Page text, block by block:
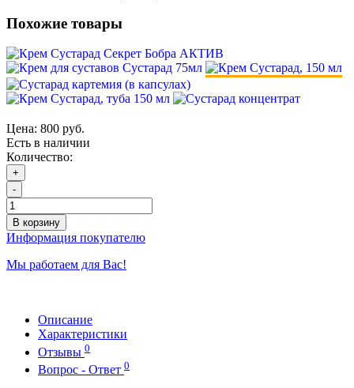
Похожие товары
Цена: 800 руб.
Есть в наличии
Количество:
+
-
В корзину
Информация покупателю
Мы работаем для Вас!
Описание
Характеристики
Отзывы 0
Вопрос - Ответ 0